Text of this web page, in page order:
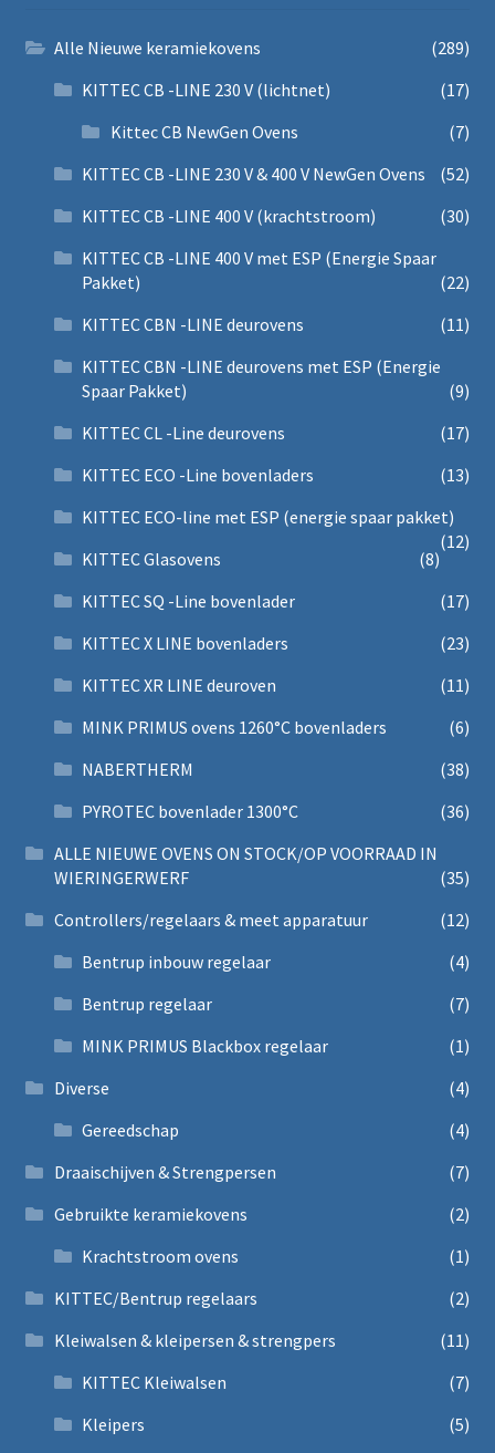
Alle Nieuwe keramiekovens
(289)
KITTEC CB -LINE 230 V (lichtnet)
(17)
Kittec CB NewGen Ovens
(7)
KITTEC CB -LINE 230 V & 400 V NewGen Ovens
(52)
KITTEC CB -LINE 400 V (krachtstroom)
(30)
KITTEC CB -LINE 400 V met ESP (Energie Spaar
Pakket)
(22)
KITTEC CBN -LINE deurovens
(11)
KITTEC CBN -LINE deurovens met ESP (Energie
Spaar Pakket)
(9)
KITTEC CL -Line deurovens
(17)
KITTEC ECO -Line bovenladers
(13)
KITTEC ECO-line met ESP (energie spaar pakket)
(12)
KITTEC Glasovens
(8)
KITTEC SQ -Line bovenlader
(17)
KITTEC X LINE bovenladers
(23)
KITTEC XR LINE deuroven
(11)
MINK PRIMUS ovens 1260°C bovenladers
(6)
NABERTHERM
(38)
PYROTEC bovenlader 1300°C
(36)
ALLE NIEUWE OVENS ON STOCK/OP VOORRAAD IN
WIERINGERWERF
(35)
Controllers/regelaars & meet apparatuur
(12)
Bentrup inbouw regelaar
(4)
Bentrup regelaar
(7)
MINK PRIMUS Blackbox regelaar
(1)
Diverse
(4)
Gereedschap
(4)
Draaischijven & Strengpersen
(7)
Gebruikte keramiekovens
(2)
Krachtstroom ovens
(1)
KITTEC/Bentrup regelaars
(2)
Kleiwalsen & kleipersen & strengpers
(11)
KITTEC Kleiwalsen
(7)
Kleipers
(5)